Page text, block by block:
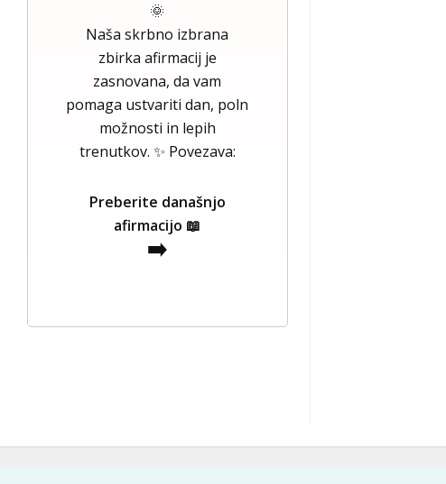
🌞
Naša skrbno izbrana
zbirka afirmacij je
zasnovana, da vam
pomaga ustvariti dan, poln
možnosti in lepih
trenutkov. ✨ Povezava:
Preberite današnjo
afirmacijo 📖
➡️